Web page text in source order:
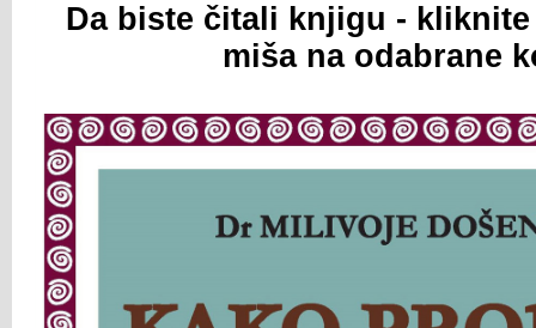
Da biste čitali knjigu -
miša na odabrane